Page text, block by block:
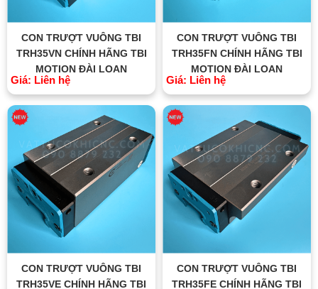
CON TRƯỢT VUÔNG TBI
TRH35VN CHÍNH HÃNG TBI
MOTION ĐÀI LOAN
Giá: Liên hệ
CON TRƯỢT VUÔNG TBI
TRH35FN CHÍNH HÃNG TBI
MOTION ĐÀI LOAN
Giá: Liên hệ
CON TRƯỢT VUÔNG TBI
TRH35VE CHÍNH HÃNG TBI
CON TRƯỢT VUÔNG TBI
TRH35FE CHÍNH HÃNG TBI